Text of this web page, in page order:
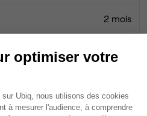
2 mois
optimiser votre
du
Ubiq, nous utilisons des cookies
à mesurer l'audience, à comprendre